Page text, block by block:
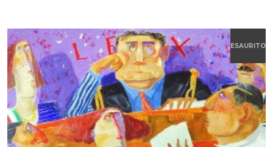
ESAURITO